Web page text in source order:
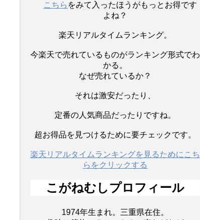
こちら をみて入ったほうがもっとお得です
よね？
楽天リアルタイムランキング。
今楽天で売れているものがランキング形式でわ
かる。
なぜ売れているか？
それは激安だったり、
定番の人気商品だったりですね。
超お得品を見つけるために要チェックです。
楽天リアルタイムランキングを見るためにこち
らをクリックする
こがねむしプロフィール
1974年生まれ。三重県在住。